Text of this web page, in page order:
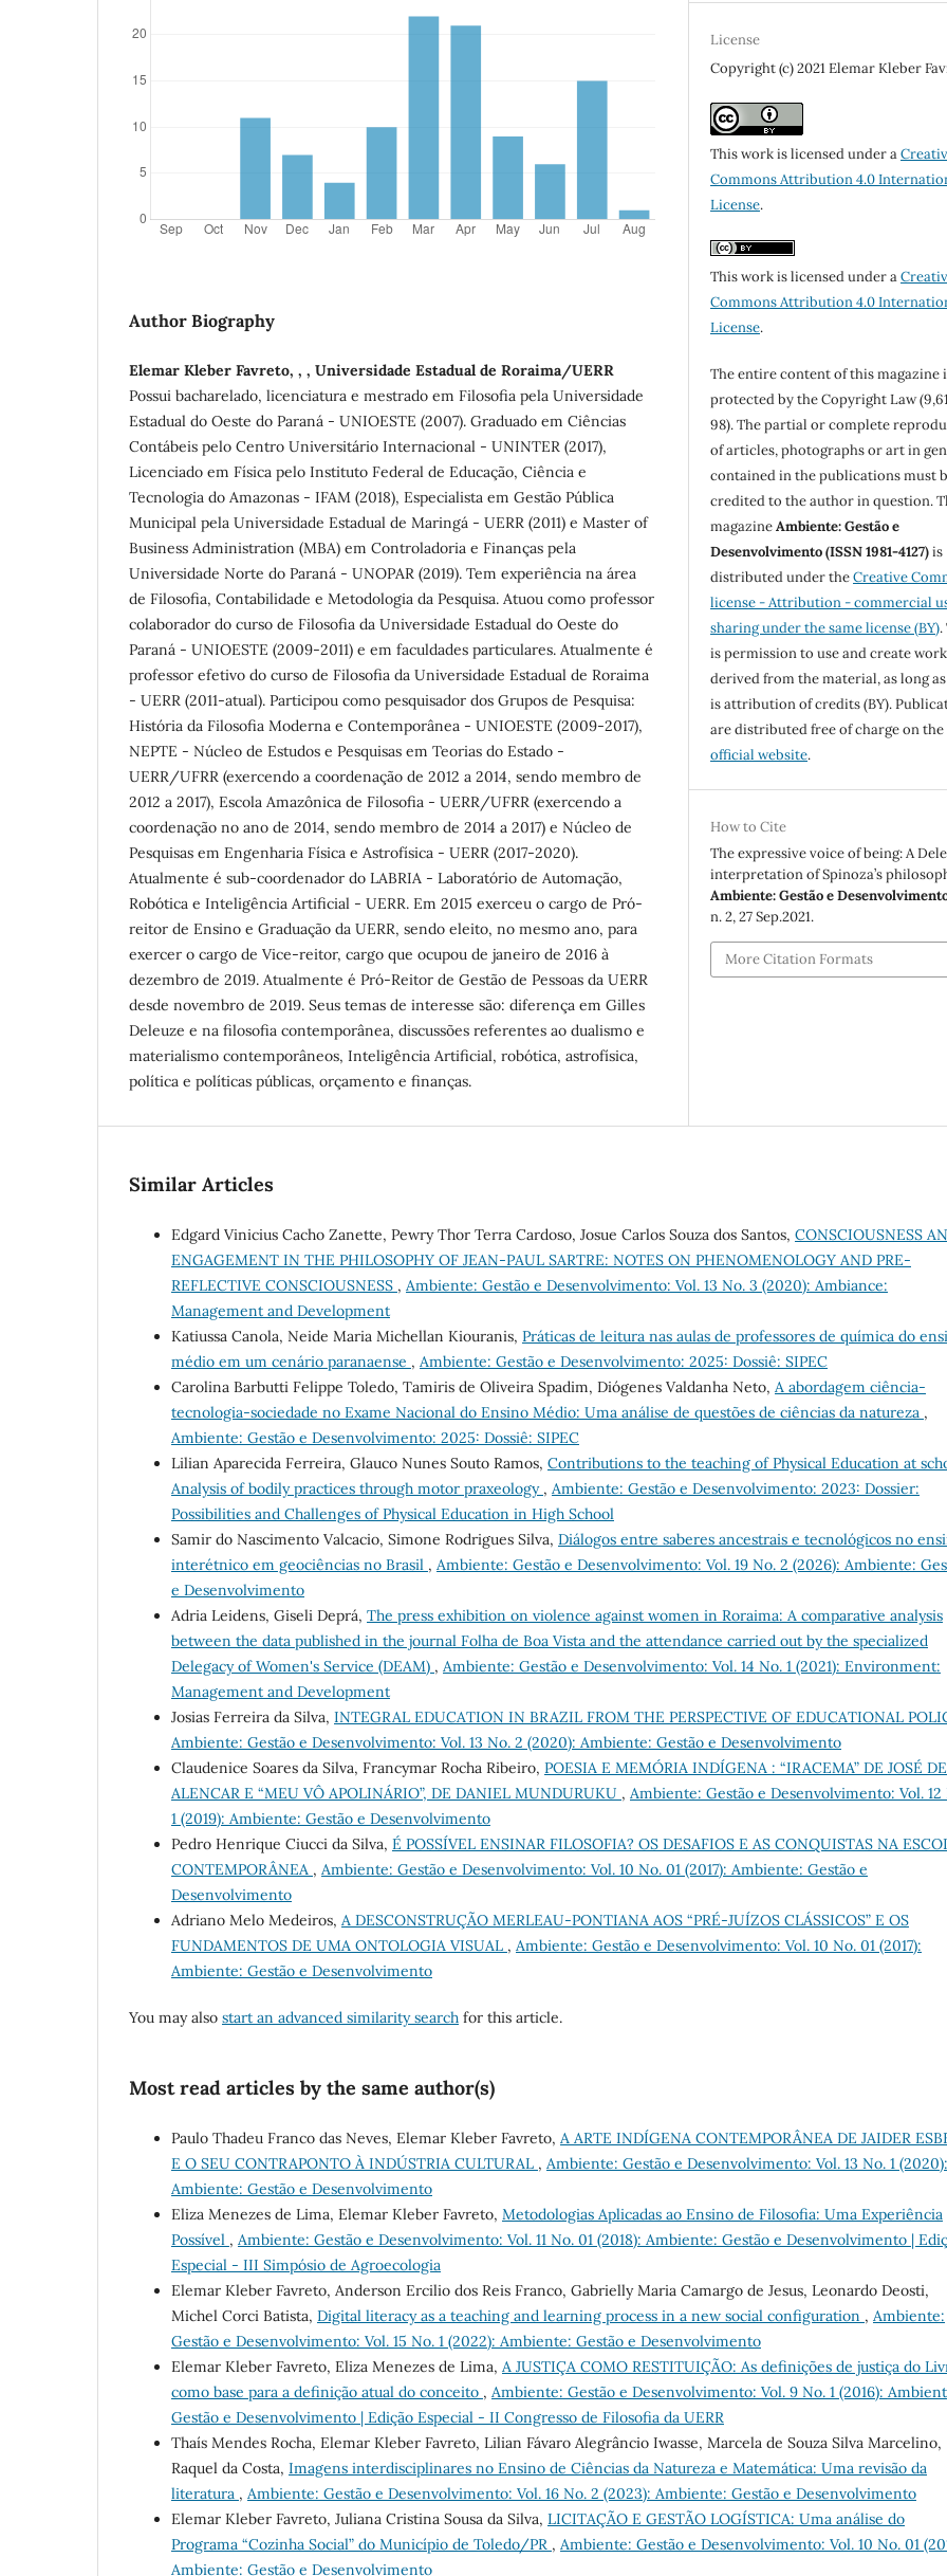
Author Biography
Elemar Kleber Favreto, , , Universidade Estadual de Roraima/UERR
Possui bacharelado, licenciatura e mestrado em Filosofia pela Universidade
Estadual do Oeste do Paraná - UNIOESTE (2007). Graduado em Ciências
Contábeis pelo Centro Universitário Internacional - UNINTER (2017),
Licenciado em Física pelo Instituto Federal de Educação, Ciência e
Tecnologia do Amazonas - IFAM (2018), Especialista em Gestão Pública
Municipal pela Universidade Estadual de Maringá - UERR (2011) e Master of
Business Administration (MBA) em Controladoria e Finanças pela
Universidade Norte do Paraná - UNOPAR (2019). Tem experiência na área
de Filosofia, Contabilidade e Metodologia da Pesquisa. Atuou como professor
colaborador do curso de Filosofia da Universidade Estadual do Oeste do
Paraná - UNIOESTE (2009-2011) e em faculdades particulares. Atualmente é
professor efetivo do curso de Filosofia da Universidade Estadual de Roraima
- UERR (2011-atual). Participou como pesquisador dos Grupos de Pesquisa:
História da Filosofia Moderna e Contemporânea - UNIOESTE (2009-2017),
NEPTE - Núcleo de Estudos e Pesquisas em Teorias do Estado -
UERR/UFRR (exercendo a coordenação de 2012 a 2014, sendo membro de
2012 a 2017), Escola Amazônica de Filosofia - UERR/UFRR (exercendo a
coordenação no ano de 2014, sendo membro de 2014 a 2017) e Núcleo de
Pesquisas em Engenharia Física e Astrofísica - UERR (2017-2020).
Atualmente é sub-coordenador do LABRIA - Laboratório de Automação,
Robótica e Inteligência Artificial - UERR. Em 2015 exerceu o cargo de Pró-
reitor de Ensino e Graduação da UERR, sendo eleito, no mesmo ano, para
exercer o cargo de Vice-reitor, cargo que ocupou de janeiro de 2016 à
dezembro de 2019. Atualmente é Pró-Reitor de Gestão de Pessoas da UERR
desde novembro de 2019. Seus temas de interesse são: diferença em Gilles
Deleuze e na filosofia contemporânea, discussões referentes ao dualismo e
materialismo contemporâneos, Inteligência Artificial, robótica, astrofísica,
política e políticas públicas, orçamento e finanças.
License
Copyright (c) 2021 Elemar Kleber
This work is licensed under a
Commons Attribution 4.0
License.
This work is licensed under a
Commons Attribution 4.0
License.
The entire content of this magazine
protected by the Copyright Law
98). The partial or complete
of articles, photographs or art in
contained in the publications must
credited to the author in question.
magazineAmbiente: Gestão e
Desenvolvimento (ISSN 1981-4127)is
distributed under theCreative
license - Attribution - commercial
sharing under the same license (BY)
is permission to use and create
derived from the material, as long
is attribution of credits (BY).
are distributed free of charge on the
official website.
How to Cite
The expressive voice of being: A
interpretation of Spinoza’s
Ambiente: Gestão e
n. 2, 27 Sep.2021.
More Citation Formats
Similar Articles
Edgard Vinicius Cacho Zanette, Pewry Thor Terra Cardoso, Josue Carlos Souza dos Santos, CONSCIOUSNESS
ENGAGEMENT IN THE PHILOSOPHY OF JEAN-PAUL SARTRE: NOTES ON PHENOMENOLOGY AND PRE-
REFLECTIVE CONSCIOUSNESS , Ambiente: Gestão e Desenvolvimento: Vol. 13 No. 3 (2020): Ambiance:
Management and Development
Katiussa Canola, Neide Maria Michellan Kiouranis, Práticas de leitura nas aulas de professores de química do
médio em um cenário paranaense , Ambiente: Gestão e Desenvolvimento: 2025: Dossiê: SIPEC
Carolina Barbutti Felippe Toledo, Tamiris de Oliveira Spadim, Diógenes Valdanha Neto, A abordagem ciência-
tecnologia-sociedade no Exame Nacional do Ensino Médio: Uma análise de questões de ciências da natureza ,
Ambiente: Gestão e Desenvolvimento: 2025: Dossiê: SIPEC
Lilian Aparecida Ferreira, Glauco Nunes Souto Ramos, Contributions to the teaching of Physical Education at
Analysis of bodily practices through motor praxeology , Ambiente: Gestão e Desenvolvimento: 2023: Dossier:
Possibilities and Challenges of Physical Education in High School
Samir do Nascimento Valcacio, Simone Rodrigues Silva, Diálogos entre saberes ancestrais e tecnológicos no
interétnico em geociências no Brasil , Ambiente: Gestão e Desenvolvimento: Vol. 19 No. 2 (2026): Ambiente:
e Desenvolvimento
Adria Leidens, Giseli Deprá, The press exhibition on violence against women in Roraima: A comparative analysis
between the data published in the journal Folha de Boa Vista and the attendance carried out by the specialized
Delegacy of Women's Service (DEAM) , Ambiente: Gestão e Desenvolvimento: Vol. 14 No. 1 (2021): Environment:
Management and Development
Josias Ferreira da Silva, INTEGRAL EDUCATION IN BRAZIL FROM THE PERSPECTIVE OF EDUCATIONAL
Ambiente: Gestão e Desenvolvimento: Vol. 13 No. 2 (2020): Ambiente: Gestão e Desenvolvimento
Claudenice Soares da Silva, Francymar Rocha Ribeiro, POESIA E MEMÓRIA INDÍGENA : “IRACEMA” DE JOSÉ DE
ALENCAR E “MEU VÔ APOLINÁRIO”, DE DANIEL MUNDURUKU , Ambiente: Gestão e Desenvolvimento: Vol. 12
1 (2019): Ambiente: Gestão e Desenvolvimento
Pedro Henrique Ciucci da Silva, É POSSÍVEL ENSINAR FILOSOFIA? OS DESAFIOS E AS CONQUISTAS NA
CONTEMPORÂNEA , Ambiente: Gestão e Desenvolvimento: Vol. 10 No. 01 (2017): Ambiente: Gestão e
Desenvolvimento
Adriano Melo Medeiros, A DESCONSTRUÇÃO MERLEAU-PONTIANA AOS “PRÉ-JUÍZOS CLÁSSICOS” E OS
FUNDAMENTOS DE UMA ONTOLOGIA VISUAL , Ambiente: Gestão e Desenvolvimento: Vol. 10 No. 01 (2017):
Ambiente: Gestão e Desenvolvimento
You may also start an advanced similarity search for this article.
Most read articles by the same author(s)
Paulo Thadeu Franco das Neves, Elemar Kleber Favreto, A ARTE INDÍGENA CONTEMPORÂNEA DE JAIDER
E O SEU CONTRAPONTO À INDÚSTRIA CULTURAL , Ambiente: Gestão e Desenvolvimento: Vol. 13 No. 1 (2020):
Ambiente: Gestão e Desenvolvimento
Eliza Menezes de Lima, Elemar Kleber Favreto, Metodologias Aplicadas ao Ensino de Filosofia: Uma Experiência
Possível , Ambiente: Gestão e Desenvolvimento: Vol. 11 No. 01 (2018): Ambiente: Gestão e Desenvolvimento |
Especial - III Simpósio de Agroecologia
Elemar Kleber Favreto, Anderson Ercilio dos Reis Franco, Gabrielly Maria Camargo de Jesus, Leonardo Deosti,
Michel Corci Batista, Digital literacy as a teaching and learning process in a new social configuration , Ambiente:
Gestão e Desenvolvimento: Vol. 15 No. 1 (2022): Ambiente: Gestão e Desenvolvimento
Elemar Kleber Favreto, Eliza Menezes de Lima, A JUSTIÇA COMO RESTITUIÇÃO: As definições de justiça do
como base para a definição atual do conceito , Ambiente: Gestão e Desenvolvimento: Vol. 9 No. 1 (2016):
Gestão e Desenvolvimento | Edição Especial - II Congresso de Filosofia da UERR
Thaís Mendes Rocha, Elemar Kleber Favreto, Lilian Fávaro Alegrâncio Iwasse, Marcela de Souza Silva Marcelino,
Raquel da Costa, Imagens interdisciplinares no Ensino de Ciências da Natureza e Matemática: Uma revisão da
literatura , Ambiente: Gestão e Desenvolvimento: Vol. 16 No. 2 (2023): Ambiente: Gestão e Desenvolvimento
Elemar Kleber Favreto, Juliana Cristina Sousa da Silva, LICITAÇÃO E GESTÃO LOGÍSTICA: Uma análise do
Programa “Cozinha Social” do Município de Toledo/PR , Ambiente: Gestão e Desenvolvimento: Vol. 10 No. 01
Ambiente: Gestão e Desenvolvimento